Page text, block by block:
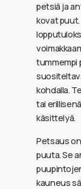
petsiä ja
kovat
tummempi
kohdalla.
tai
käsittelyä.
Petsaus
puuta. Se
kauneus